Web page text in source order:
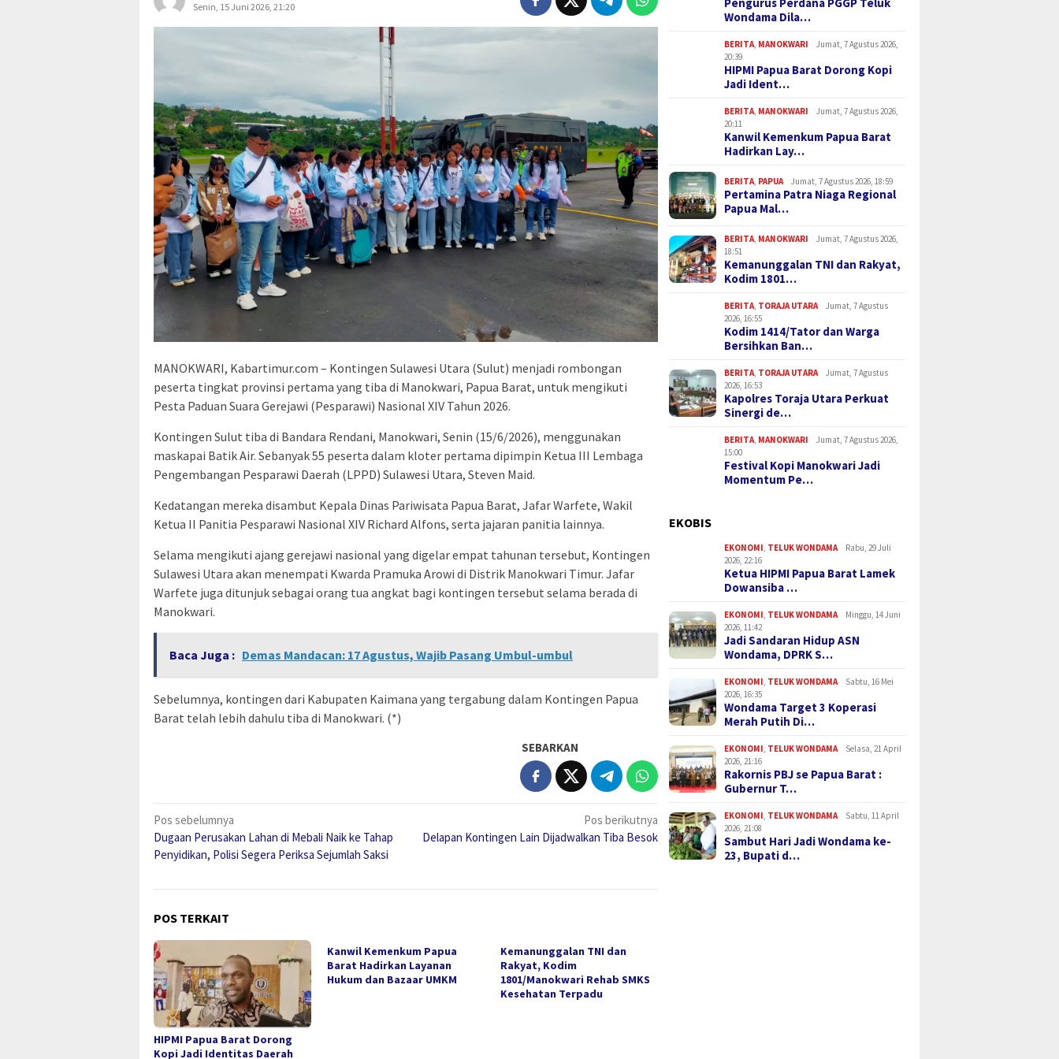
Senin, 15 Juni 2026, 21:20
MANOKWARI, Kabartimur.com – Kontingen Sulawesi Utara (Sulut) menjadi rombongan
peserta tingkat provinsi pertama yang tiba di Manokwari, Papua Barat, untuk mengikuti
Pesta Paduan Suara Gerejawi (Pesparawi) Nasional XIV Tahun 2026.
Kontingen Sulut tiba di Bandara Rendani, Manokwari, Senin (15/6/2026), menggunakan
maskapai Batik Air. Sebanyak 55 peserta dalam kloter pertama dipimpin Ketua III Lembaga
Pengembangan Pesparawi Daerah (LPPD) Sulawesi Utara, Steven Maid.
Kedatangan mereka disambut Kepala Dinas Pariwisata Papua Barat, Jafar Warfete, Wakil
Ketua II Panitia Pesparawi Nasional XIV Richard Alfons, serta jajaran panitia lainnya.
Selama mengikuti ajang gerejawi nasional yang digelar empat tahunan tersebut, Kontingen
Sulawesi Utara akan menempati Kwarda Pramuka Arowi di Distrik Manokwari Timur. Jafar
Warfete juga ditunjuk sebagai orang tua angkat bagi kontingen tersebut selama berada di
Manokwari.
Baca Juga : Demas Mandacan: 17 Agustus, Wajib Pasang Umbul-umbul
Sebelumnya, kontingen dari Kabupaten Kaimana yang tergabung dalam Kontingen Papua
Barat telah lebih dahulu tiba di Manokwari. (*)
SEBARKAN
Navigasi
pos
Pos sebelumnya
Dugaan Perusakan Lahan di Mebali Naik ke Tahap
Penyidikan, Polisi Segera Periksa Sejumlah Saksi
Pos berikutnya
Delapan Kontingen Lain Dijadwalkan Tiba Besok
POS TERKAIT
HIPMI Papua Barat Dorong
Kopi Jadi Identitas Daerah
Kanwil Kemenkum Papua
Barat Hadirkan Layanan
Hukum dan Bazaar UMKM
Kemanunggalan TNI dan
Rakyat, Kodim
1801/Manokwari Rehab SMKS
Kesehatan Terpadu
Wondama Dila…
BERITA, MANOKWARI
Jumat, 7 Agustus 2026,
20:39
HIPMI Papua Barat Dorong Kopi
Jadi Ident…
BERITA, MANOKWARI
Jumat, 7 Agustus 2026,
20:11
Kanwil Kemenkum Papua Barat
Hadirkan Lay…
BERITA, PAPUA Jumat, 7 Agustus 2026, 18:59
Pertamina Patra Niaga Regional
Papua Mal…
BERITA, MANOKWARI
Jumat, 7 Agustus 2026,
18:51
Kemanunggalan TNI dan Rakyat,
Kodim 1801…
BERITA, TORAJA UTARA
Jumat, 7 Agustus
2026, 16:55
Kodim 1414/Tator dan Warga
Bersihkan Ban…
BERITA, TORAJA UTARA
Jumat, 7 Agustus
2026, 16:53
Kapolres Toraja Utara Perkuat
Sinergi de…
BERITA, MANOKWARI
Jumat, 7 Agustus 2026,
15:00
Festival Kopi Manokwari Jadi
Momentum Pe…
EKOBIS
EKONOMI, TELUK WONDAMA
Rabu, 29 Juli
2026, 22:16
Ketua HIPMI Papua Barat Lamek
Dowansiba …
EKONOMI, TELUK WONDAMA
Minggu, 14 Juni
2026, 11:42
Jadi Sandaran Hidup ASN
Wondama, DPRK S…
EKONOMI, TELUK WONDAMA
Sabtu, 16 Mei
2026, 16:35
Wondama Target 3 Koperasi
Merah Putih Di…
EKONOMI, TELUK WONDAMA
Selasa, 21 April
2026, 21:16
Rakornis PBJ se Papua Barat :
Gubernur T…
EKONOMI, TELUK WONDAMA
Sabtu, 11 April
2026, 21:08
Sambut Hari Jadi Wondama ke-
23, Bupati d…